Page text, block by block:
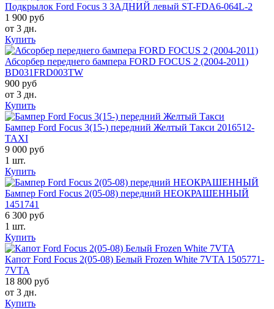
Подкрылок Ford Focus 3 ЗАДНИЙ левый ST-FDA6-064L-2
1 900 руб
от 3 дн.
Купить
Абсорбер переднего бампера FORD FOCUS 2 (2004-2011)
BD031FRD003TW
900 руб
от 3 дн.
Купить
Бампер Ford Focus 3(15-) передний Желтый Такси 2016512-
TAXI
9 000 руб
1 шт.
Купить
Бампер Ford Focus 2(05-08) передний НЕОКРАШЕННЫЙ
1451741
6 300 руб
1 шт.
Купить
Капот Ford Focus 2(05-08) Белый Frozen White 7VTA 1505771-
7VTA
18 800 руб
от 3 дн.
Купить